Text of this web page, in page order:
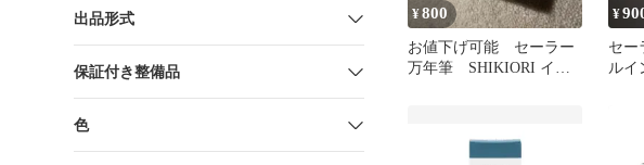
出品形式
保証付き整備品
色
¥800
お値下げ可能 セーラー
万年筆 SHIKIORI イン
¥
セー
ル